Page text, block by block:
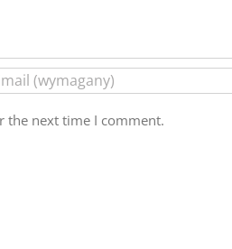
the next time I comment.